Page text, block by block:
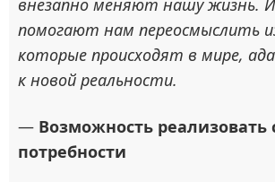
помогают нам переосмыслить
которые происходят в мире,
к новой реальности.
— Возможность реализовать
потребности